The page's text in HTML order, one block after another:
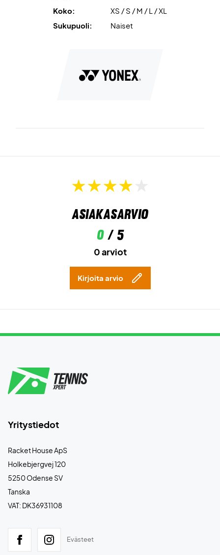
Koko:
XS / S / M / L / XL
Sukupuoli:
Naiset
Asiakasarvio
0/ 5
0 arviot
Kirjoita arvio
Yritystiedot
Racket House ApS
Holkebjergvej 120
5250 Odense SV
Tanska
VAT: DK36931108
Evästeet